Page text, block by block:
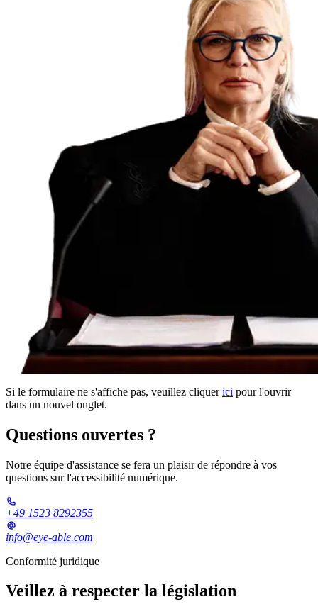
Si le formulaire ne s'affiche pas, veuillez cliquerici pour l'ouvrir
dans un nouvel onglet.
Questions ouvertes ?
Notre équipe d'assistance se fera un plaisir de répondre à vos
questions sur l'accessibilité numérique.
+49 1523 8292355
info@eye-able.com
Conformité juridique
Veillez à respecter la législation